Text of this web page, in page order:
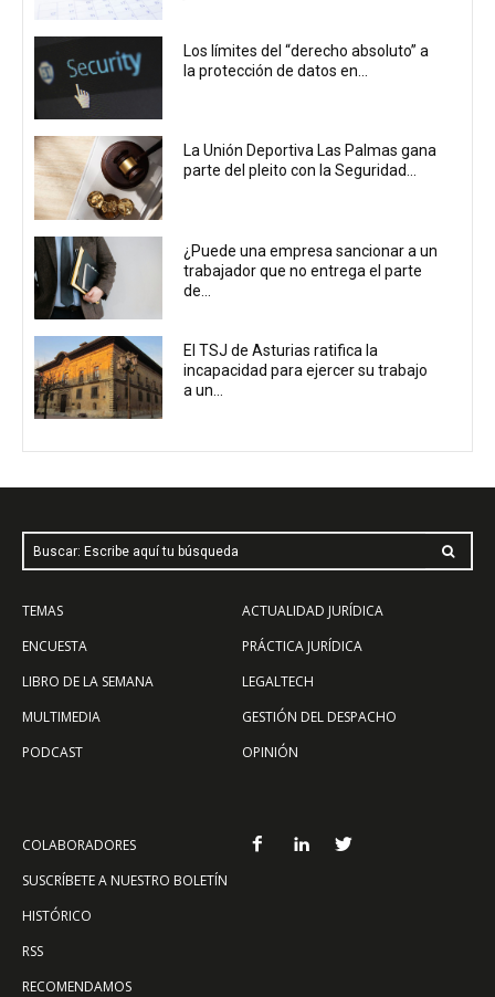
Los límites del “derecho absoluto” a
la protección de datos en...
La Unión Deportiva Las Palmas gana
parte del pleito con la Seguridad...
¿Puede una empresa sancionar a un
trabajador que no entrega el parte
de...
El TSJ de Asturias ratifica la
incapacidad para ejercer su trabajo
a un...
Buscar: Escribe aquí tu búsqueda
TEMAS
ENCUESTA
LIBRO DE LA SEMANA
MULTIMEDIA
PODCAST
ACTUALIDAD JURÍDICA
PRÁCTICA JURÍDICA
LEGALTECH
GESTIÓN DEL DESPACHO
OPINIÓN
COLABORADORES
SUSCRÍBETE A NUESTRO BOLETÍN
HISTÓRICO
RSS
RECOMENDAMOS